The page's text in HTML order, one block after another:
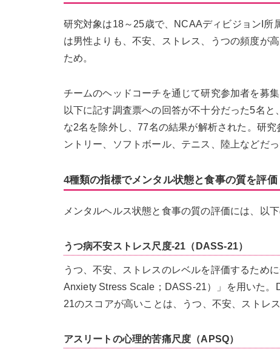
研究対象は18～25歳で、NCAAディビジョンI所
は男性よりも、不安、ストレス、うつの頻度が
ため。
チームのヘッドコーチを通じて研究参加者を募
以下に記す調査票への回答が不十分だった5名
な2名を除外し、77名の結果が解析された。研
ントリー、ソフトボール、テニス、陸上などだっ
4種類の指標でメンタル状態と食事の質を評価
メンタルヘルス状態と食事の質の評価には、以
うつ病不安ストレス尺度-21（DASS-21）
うつ、不安、ストレスのレベルを評価するため
Anxiety Stress Scale；DASS-21）」を用いた
21のスコアが高いことは、うつ、不安、ストレ
アスリートの心理的苦痛尺度（APSQ）